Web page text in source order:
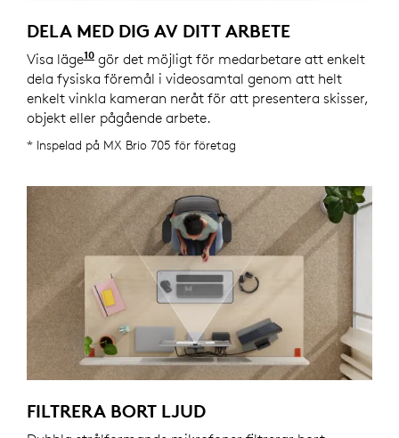
DELA MED DIG AV DITT ARBETE
Visa läge10 Aktiverad med Logi Tune. Logi Tune är
gör det möjligt för medarbetare att enkelt
dela fysiska föremål i videosamtal genom att helt
enkelt vinkla kameran neråt för att presentera skisser,
objekt eller pågående arbete.
* Inspelad på MX Brio 705 för företag
FILTRERA BORT LJUD